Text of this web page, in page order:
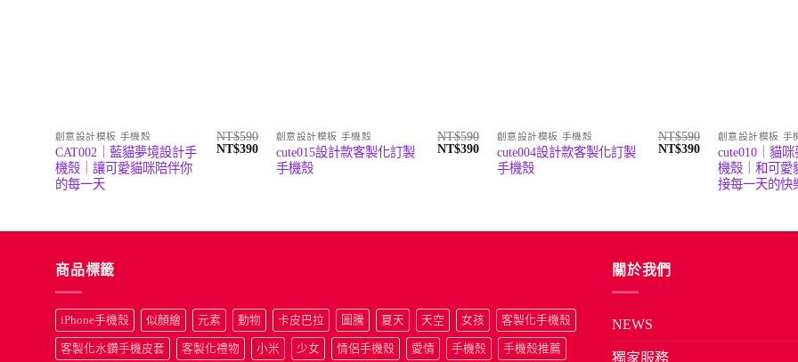
創意設計模板 手機殼
CAT002｜藍貓夢境設計手
機殼｜讓可愛貓咪陪伴你
的每一天
NT$590
原
NT$390目
創意設計模板 手機殼
cute015設計款客製化訂製
手機殼
NT$590
原
NT$390目
創意設計模板 手機殼
cute004設計款客製化訂製
手機殼
NT$590
原
NT$390目
格：
創意設計模板 手
cute010｜貓
機殼｜和可愛
接每一天的快
商品標籤
iPhone手機殼 似顏繪 元素 動物 卡皮巴拉 圖騰 夏天 天空 女孩 客製化手機殼
客製化水鑽手機皮套 客製化禮物 小米 少女 情侶手機殼 愛情 手機殼 手機殼推薦
關於我們
NEWS
獨家服務